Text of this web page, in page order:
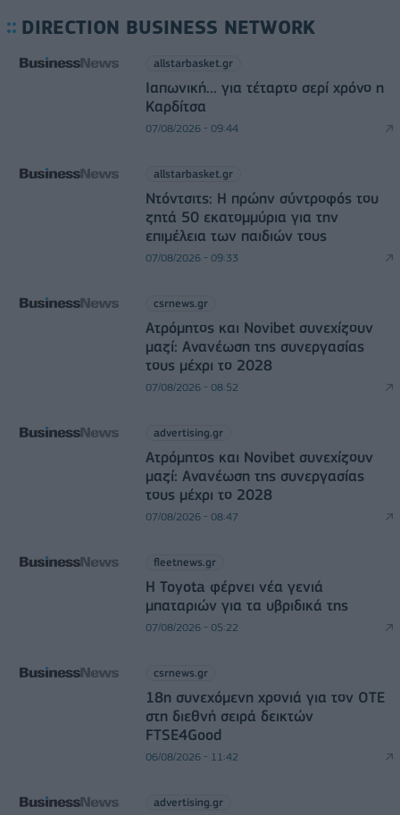
DIRECTION BUSINESS NETWORK
allstarbasket.gr
Ιαπωνική... για τέταρτο σερί χρόνο η
Καρδίτσα
07/08/2026 - 09:44
allstarbasket.gr
Ντόντσιτς: Η πρώην σύντροφός του
ζητά 50 εκατομμύρια για την
επιμέλεια των παιδιών τους
07/08/2026 - 09:33
csrnews.gr
Ατρόμητος και Novibet συνεχίζουν
μαζί: Ανανέωση της συνεργασίας
τους μέχρι το 2028
07/08/2026 - 08:52
advertising.gr
Ατρόμητος και Novibet συνεχίζουν
μαζί: Ανανέωση της συνεργασίας
τους μέχρι το 2028
07/08/2026 - 08:47
fleetnews.gr
Η Toyota φέρνει νέα γενιά
μπαταριών για τα υβριδικά της
07/08/2026 - 05:22
csrnews.gr
18η συνεχόμενη χρονιά για τον ΟΤΕ
στη διεθνή σειρά δεικτών
FTSE4Good
06/08/2026 - 11:42
advertising.gr